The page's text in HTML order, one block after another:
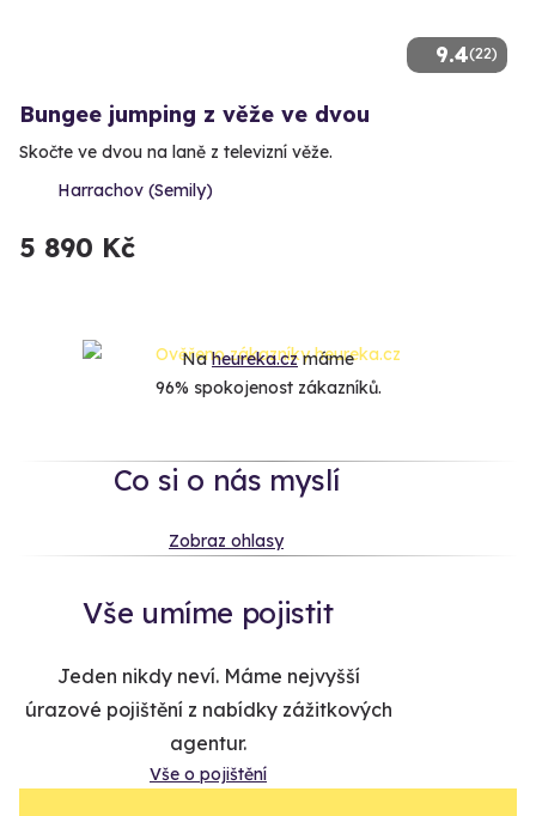
9.4(22)
Bungee jumping z věže ve dvou
Skočte ve dvou na laně z televizní věže.
Harrachov (Semily)
5 890 Kč
Naheureka.czmáme
96% spokojenost zákazníků.
Co si o nás myslí
Zobraz ohlasy
Vše umíme pojistit
Jeden nikdy neví. Máme nejvyšší
úrazové pojištění z nabídky zážitkových
agentur.
Vše o pojištění